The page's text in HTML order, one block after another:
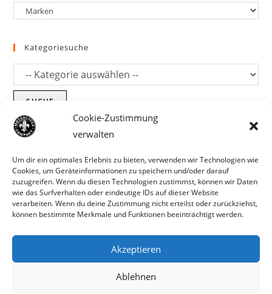
Cookie-Zustimmung
verwalten
Um dir ein optimales Erlebnis zu bieten, verwenden wir Technologien wie
Cookies, um Geräteinformationen zu speichern und/oder darauf
zuzugreifen. Wenn du diesen Technologien zustimmst, können wir Daten
wie das Surfverhalten oder eindeutige IDs auf dieser Website
verarbeiten. Wenn du deine Zustimmung nicht erteilst oder zurückziehst,
können bestimmte Merkmale und Funktionen beeinträchtigt werden.
Akzeptieren
Ablehnen
Parts für Harley Davidson, Indian und
Kategoriesuche
SUCHE